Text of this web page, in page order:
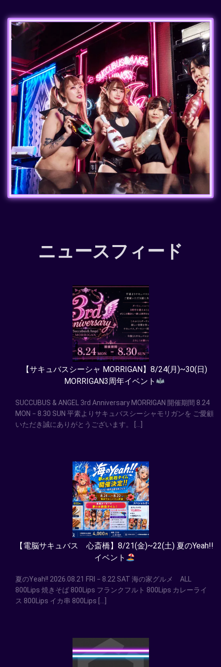
ニュースフィード
【サキュバスシーシャ MORRIGAN】8/24(月)~30(日)
MORRIGAN3周年イベント
SUCCUBUS & ANGEL 3rd Anniversary MORRIGAN 開催期間 8.24
MON − 8.30 SUN 平素よりサキュバスシーシャモリガンを ご愛顧
いただき誠にありがとうございます。 […]
【電脳サキュバス 心斎橋】8/21(金)~22(土) 夏のYeah!!
イベント
夏のYeah!! 2026.08.21 FRI − 8.22 SAT 海の家グルメ ALL
800Lips 焼きそば 800Lips フランクフルト 800Lips カレーライ
ス 800Lips イカ串 800Lips […]